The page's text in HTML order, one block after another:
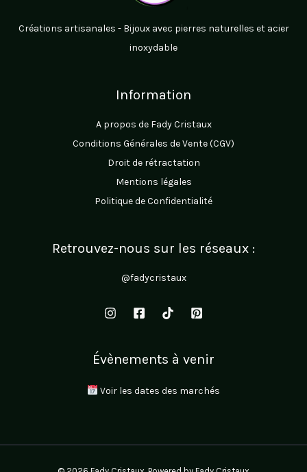
Créations artisanales - Bijoux avec pierres naturelles et acier
inoxydable
Information
A propos de Fady Cristaux
Conditions Générales de Vente (CGV)
Droit de rétractation
Mentions légales
Politique de Confidentialité
Retrouvez-nous sur les réseaux :
@fadycristaux
Évènements à venir
Voir les dates des marchés